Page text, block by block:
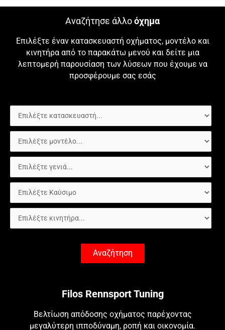
Αναζήτησε άλλοόχημα
Επιλέξτε έναν κατασκευαστή οχήματος, μοντέλο και
κινητήρα από το παρακάτω μενού και δείτε μια
λεπτομερή παρουσίαση των λύσεων που έχουμε να
προσφέρουμε σας εσάς
Αναζήτηση
Filos Rennsport Tuning
Βελτίωση απόδοσης οχήματος παρέχοντας
μεγαλύτερη ιπποδύναμη, ροπή και οικονομία.